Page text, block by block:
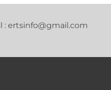
: ertsinfo@gmail.com